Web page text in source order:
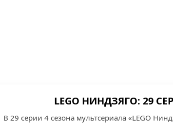
LEGO НИНДЗЯГО: 29
В 29 серии 4 сезона мультсериала «LEGO